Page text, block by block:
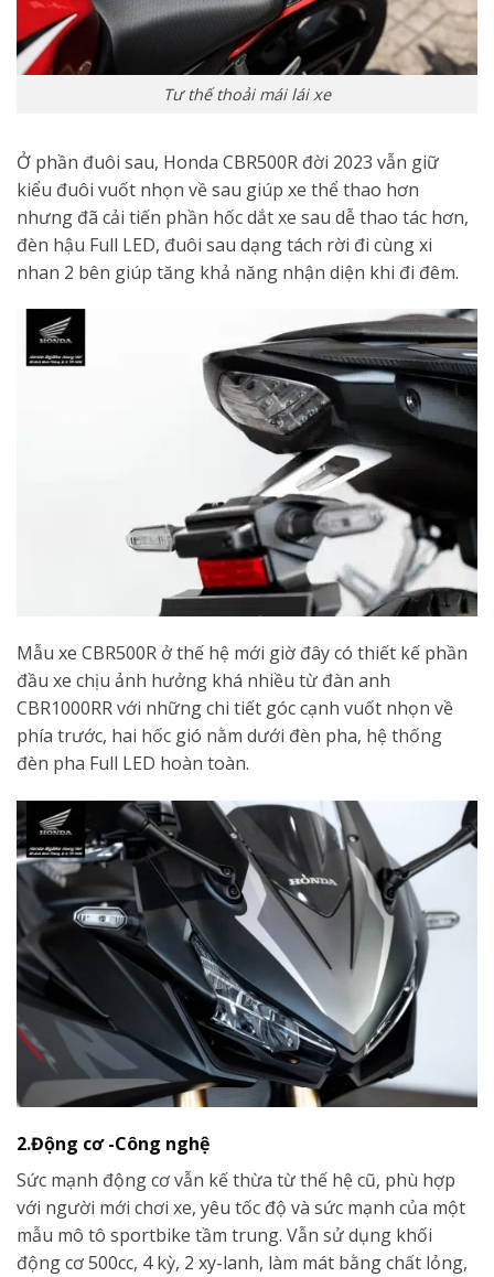
Tư thế thoải mái lái xe
Ở phần đuôi sau, Honda CBR500R đời 2023 vẫn giữ
kiểu đuôi vuốt nhọn về sau giúp xe thể thao hơn
nhưng đã cải tiến phần hốc dắt xe sau dễ thao tác hơn,
đèn hậu Full LED, đuôi sau dạng tách rời đi cùng xi
nhan 2 bên giúp tăng khả năng nhận diện khi đi đêm.
Mẫu xe CBR500R ở thế hệ mới giờ đây có thiết kế phần
đầu xe chịu ảnh hưởng khá nhiều từ đàn anh
CBR1000RR với những chi tiết góc cạnh vuốt nhọn về
phía trước, hai hốc gió nằm dưới đèn pha, hệ thống
đèn pha Full LED hoàn toàn.
2.Động cơ -Công nghệ
Sức mạnh động cơ vẫn kế thừa từ thế hệ cũ, phù hợp
với người mới chơi xe, yêu tốc độ và sức mạnh của một
mẫu mô tô sportbike tầm trung. Vẫn sử dụng khối
động cơ 500cc, 4 kỳ, 2 xy-lanh, làm mát bằng chất lỏng,